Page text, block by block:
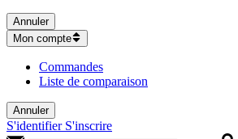
Annuler
Mon compte
Commandes
Liste de comparaison
Annuler
S'identifier S'inscrire